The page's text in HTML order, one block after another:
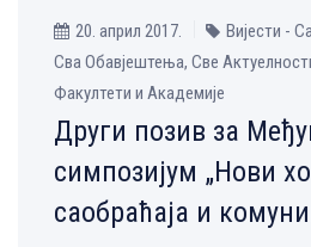
20. април 2017.
Вијести -
Сва Обавјештења, Све
Факултети и Академије
Други позив за
симпозијум „Нови
саобраћаја и